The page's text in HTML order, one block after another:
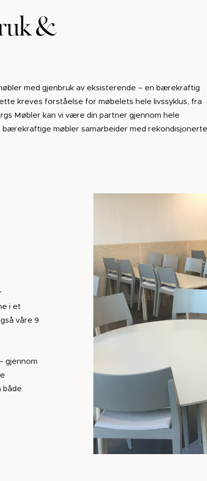
&
med gjenbruk av eksisterende – en bærekraftig
kreves forståelse for møbelets hele livssyklus, fra
Møbler kan vi være din partner gjennom hele
møbler samarbeider med
i et
våre 9
gjennom
både